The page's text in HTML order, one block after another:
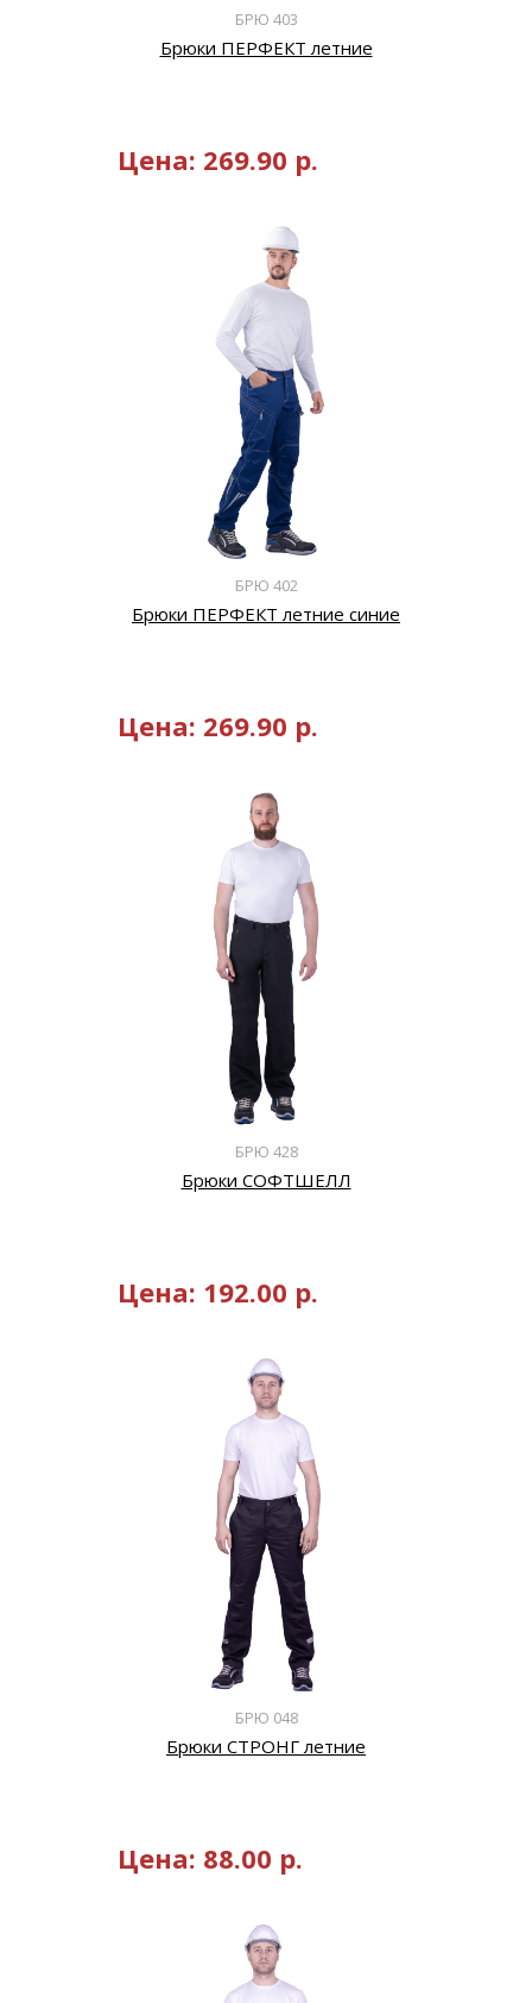
БРЮ 403
Брюки ПЕРФЕКТ летние
Цена: 269.90 р.
БРЮ 402
Брюки ПЕРФЕКТ летние синие
Цена: 269.90 р.
БРЮ 428
Брюки СОФТШЕЛЛ
Цена: 192.00 р.
БРЮ 048
Брюки СТРОНГ летние
Цена: 88.00 р.